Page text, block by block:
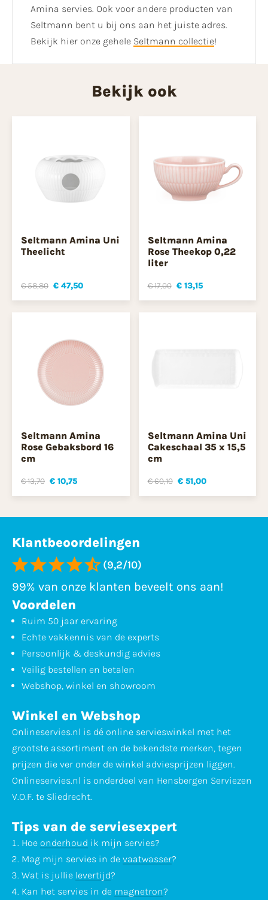
Amina servies. Ook voor andere producten van
Seltmann bent u bij ons aan het juiste adres.
Bekijk hier onze gehele Seltmann collectie!
Bekijk ook
Seltmann Amina Uni
Theelicht
€ 58,80 € 47,50
Seltmann Amina
Rose Theekop 0,22
liter
€ 17,00 € 13,15
Seltmann Amina
Rose Gebaksbord 16
cm
€ 13,70 € 10,75
Seltmann Amina Uni
Cakeschaal 35 x 15,5
cm
€ 60,10 € 51,00
Klantbeoordelingen
(9,2/10)
99% van onze klanten beveelt ons aan!
Voordelen
Ruim 50 jaar ervaring
Echte vakkennis van de experts
Persoonlijk & deskundig advies
Veilig bestellen en betalen
Webshop, winkel en showroom
Winkel en Webshop
Onlineservies.nl is dé online servieswinkel met het
grootste assortiment en de bekendste merken, tegen
prijzen die ver onder de winkel adviesprijzen liggen.
Onlineservies.nl is onderdeel van Hensbergen Serviezen
V.O.F. te Sliedrecht.
Tips van de serviesexpert
Hoe onderhoud ik mijn servies?
Mag mijn servies in de vaatwasser?
Wat is jullie levertijd?
Kan het servies in de magnetron?